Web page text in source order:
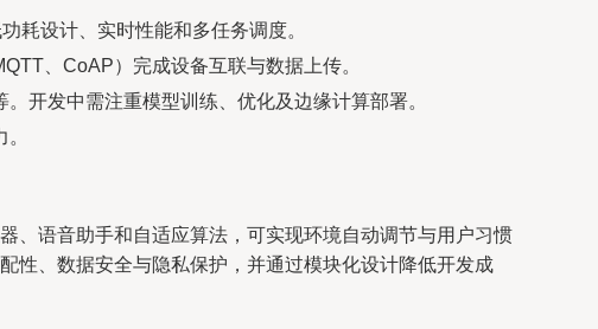
耗设计、实时性能和多任务调度。
、CoAP）完成设备互联与数据上传。
开发中需注重模型训练、优化及边缘计算部署。
、语音助手和自适应算法，可实现环境自动调节与用户习惯
性、数据安全与隐私保护，并通过模块化设计降低开发成